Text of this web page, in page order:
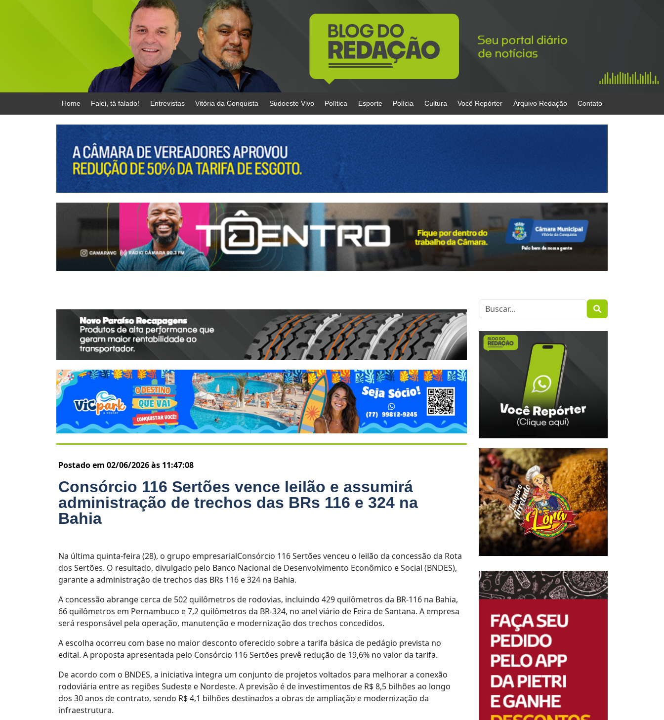
Home Falei, tá falado! Entrevistas Vitória da Conquista Sudoeste Vivo Política Esporte Polícia Cultura Você Repórter Arquivo Redação Contato
Postado em 02/06/2026 às 11:47:08
Consórcio 116 Sertões vence leilão e assumirá
administração de trechos das BRs 116 e 324 na
Bahia
Na última quinta-feira (28), o grupo empresarialConsórcio 116 Sertões venceu o leilão da concessão da Rota
dos Sertões. O resultado, divulgado pelo Banco Nacional de Desenvolvimento Econômico e Social (BNDES),
garante a administração de trechos das BRs 116 e 324 na Bahia.
A concessão abrange cerca de 502 quilômetros de rodovias, incluindo 429 quilômetros da BR-116 na Bahia,
66 quilômetros em Pernambuco e 7,2 quilômetros da BR-324, no anel viário de Feira de Santana. A empresa
será responsável pela operação, manutenção e modernização dos trechos concedidos.
A escolha ocorreu com base no maior desconto oferecido sobre a tarifa básica de pedágio prevista no
edital. A proposta apresentada pelo Consórcio 116 Sertões prevê redução de 19,6% no valor da tarifa.
De acordo com o BNDES, a iniciativa integra um conjunto de projetos voltados para melhorar a conexão
rodoviária entre as regiões Sudeste e Nordeste. A previsão é de investimentos de R$ 8,5 bilhões ao longo
dos 30 anos de contrato, sendo R$ 4,1 bilhões destinados a obras de ampliação e modernização da
infraestrutura.